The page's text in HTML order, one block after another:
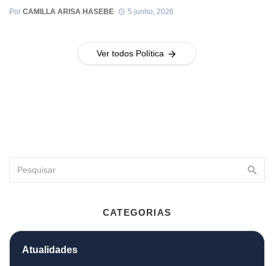
Por CAMILLA ARISA HASEBE 5 junho, 2026
Ver todos Política
CATEGORIAS
Atualidades